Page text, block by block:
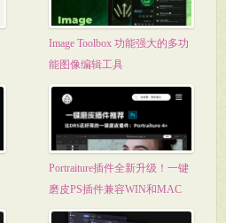
Image Toolbox 功能强大的多功
能图像编辑工具
Portraiture插件全新升级！一键
磨皮PS插件兼容WIN和MAC